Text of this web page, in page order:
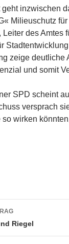
geht inzwischen
Milieuschutz
Leiter des Amtes
zeige deutliche
und somit
SPD scheint
versprach
so wirken
Riegel